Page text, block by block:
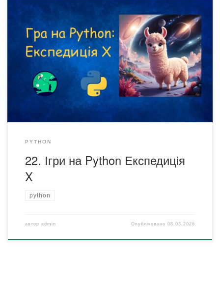
На уроці Ігри на Python Експедиція X ми створимо
логічну гру про дослідження невідомої території та
побудову мапи безпечних і ризикованих зон. У цьому
всесвіті поле поділене на сектори, серед яких приховані
невідомі аномальні темні області ⬛️. Гравець виступає
дослідником, який відкриває клітинки та аналізує дані,
щоб не потрапити в […]
PYTHON
22. Ігри на Python Експедиція
X
python
автор admin Опубліковано08.03.2026